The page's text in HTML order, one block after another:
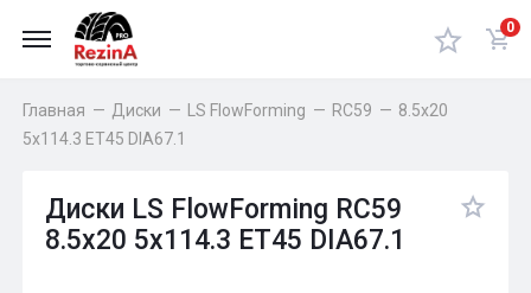
0
Главная — Диски — LS FlowForming — RC59 — 8.5x20
5x114.3 ET45 DIA67.1
Диски LS FlowForming RC59
8.5x20 5x114.3 ET45 DIA67.1